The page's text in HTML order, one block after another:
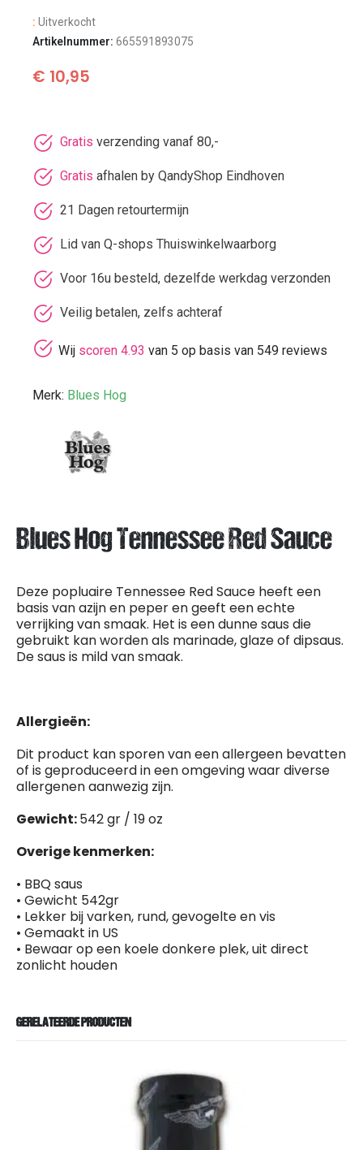
: Uitverkocht
Artikelnummer: 665591893075
€ 10,95
Gratis verzending vanaf 80,-
Gratis afhalen by QandyShop Eindhoven
21 Dagen retourtermijn
Lid van Q-shops Thuiswinkelwaarborg
Voor 16u besteld, dezelfde werkdag verzonden
Veilig betalen, zelfs achteraf
Wijscoren 4.93 van 5 op basis van 549 reviews
Merk: Blues Hog
Blues Hog Tennessee Red Sauce
Deze popluaire Tennessee Red Sauce heeft een
basis van azijn en peper en geeft een echte
verrijking van smaak. Het is een dunne saus die
gebruikt kan worden als marinade, glaze of dipsaus.
De saus is mild van smaak.
Allergieën:
Dit product kan sporen van een allergeen bevatten
of is geproduceerd in een omgeving waar diverse
allergenen aanwezig zijn.
Gewicht:542 gr / 19 oz
Overige kenmerken:
• BBQ saus
• Gewicht 542gr
• Lekker bij varken, rund, gevogelte en vis
• Gemaakt in US
• Bewaar op een koele donkere plek, uit direct
zonlicht houden
GERELATEERDE PRODUCTEN